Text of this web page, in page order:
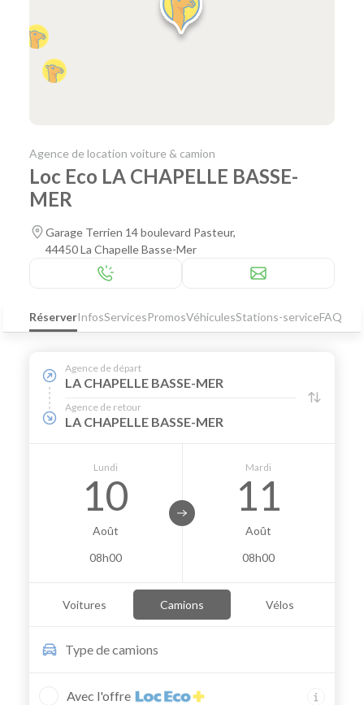
Agence de location voiture & camion
Loc Eco LA CHAPELLE BASSE-
MER
Garage Terrien 14 boulevard Pasteur,
44450 La Chapelle Basse-Mer
RéserverInfosServicesPromosVéhiculesStations-serviceFAQ
Agence de départ
LA CHAPELLE BASSE-MER
Agence de retour
LA CHAPELLE BASSE-MER
Lundi
10
Août
08h00
Mardi
11
Août
08h00
Voitures Camions Vélos
Type decamions
Avec l'offre